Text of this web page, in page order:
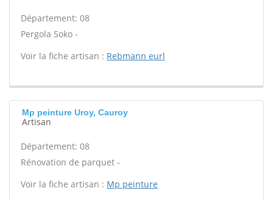
Département: 08
Pergola Soko -
Voir la fiche artisan : Rebmann eurl
Mp peinture Uroy, Cauroy
Artisan
Département: 08
Rénovation de parquet -
Voir la fiche artisan : Mp peinture